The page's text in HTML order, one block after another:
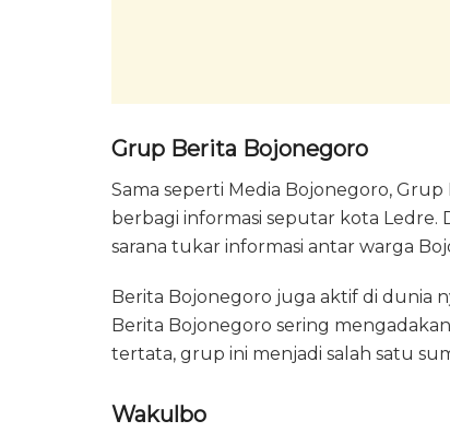
Grup Berita Bojonegoro
Sama seperti Media Bojonegoro,
berbagi informasi seputar kota
sarana tukar informasi antar warga
Berita Bojonegoro juga aktif di dunia
Berita Bojonegoro sering
tertata, grup ini menjadi salah satu
Wakulbo